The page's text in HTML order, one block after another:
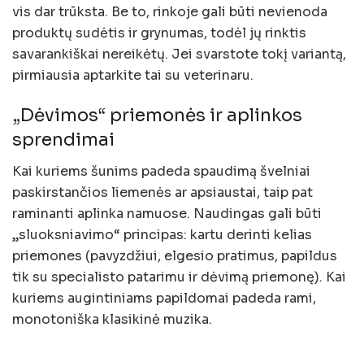
vis dar trūksta. Be to, rinkoje gali būti nevienoda
produktų sudėtis ir grynumas, todėl jų rinktis
savarankiškai nereikėtų. Jei svarstote tokį variantą,
pirmiausia aptarkite tai su veterinaru.
„Dėvimos“ priemonės ir aplinkos
sprendimai
Kai kuriems šunims padeda spaudimą švelniai
paskirstančios liemenės ar apsiaustai, taip pat
raminanti aplinka namuose. Naudingas gali būti
„sluoksniavimo“ principas: kartu derinti kelias
priemones (pavyzdžiui, elgesio pratimus, papildus
tik su specialisto patarimu ir dėvimą priemonę). Kai
kuriems augintiniams papildomai padeda rami,
monotoniška klasikinė muzika.